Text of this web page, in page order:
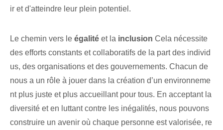
ir et d'atteindre leur plein potentiel.
Le chemin vers le égalité et la inclusion Cela nécessite
des efforts constants et collaboratifs de la part des individ
us, des organisations et des gouvernements. Chacun de
nous a un rôle à jouer dans la création d’un environneme
nt plus juste et plus accueillant pour tous. En acceptant la
diversité et en luttant contre les inégalités, nous pouvons
construire un avenir où chaque personne est valorisée, re